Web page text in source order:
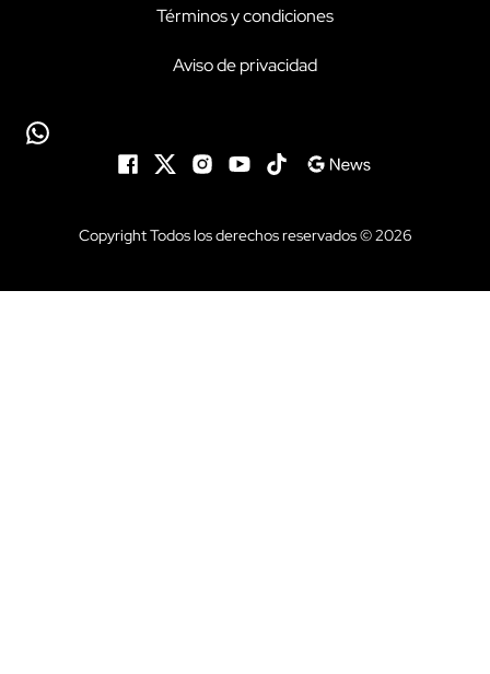
Términos y condiciones
Aviso de privacidad
Copyright Todos los derechos reservados © 2026